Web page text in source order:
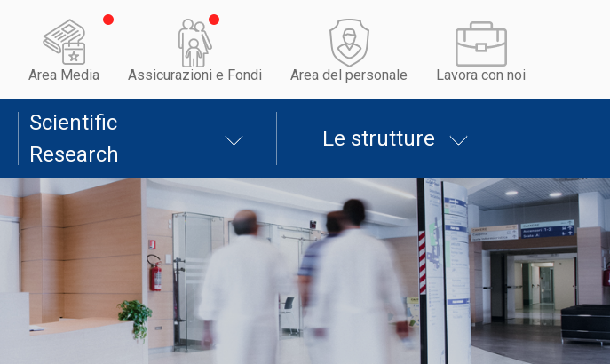
Area Media Assicurazioni e Fondi Area del personale Lavora con noi
Scientific
Research
Le strutture